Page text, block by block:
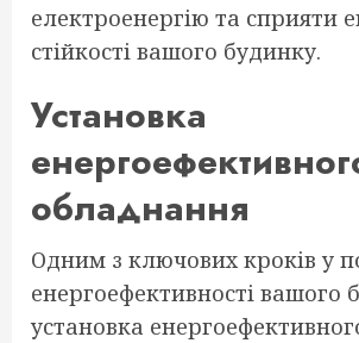
електроенергію та сприяти
стійкості вашого будинку.
Установка
обладнання
Одним з ключових кроків у
енергоефективності вашого
установка